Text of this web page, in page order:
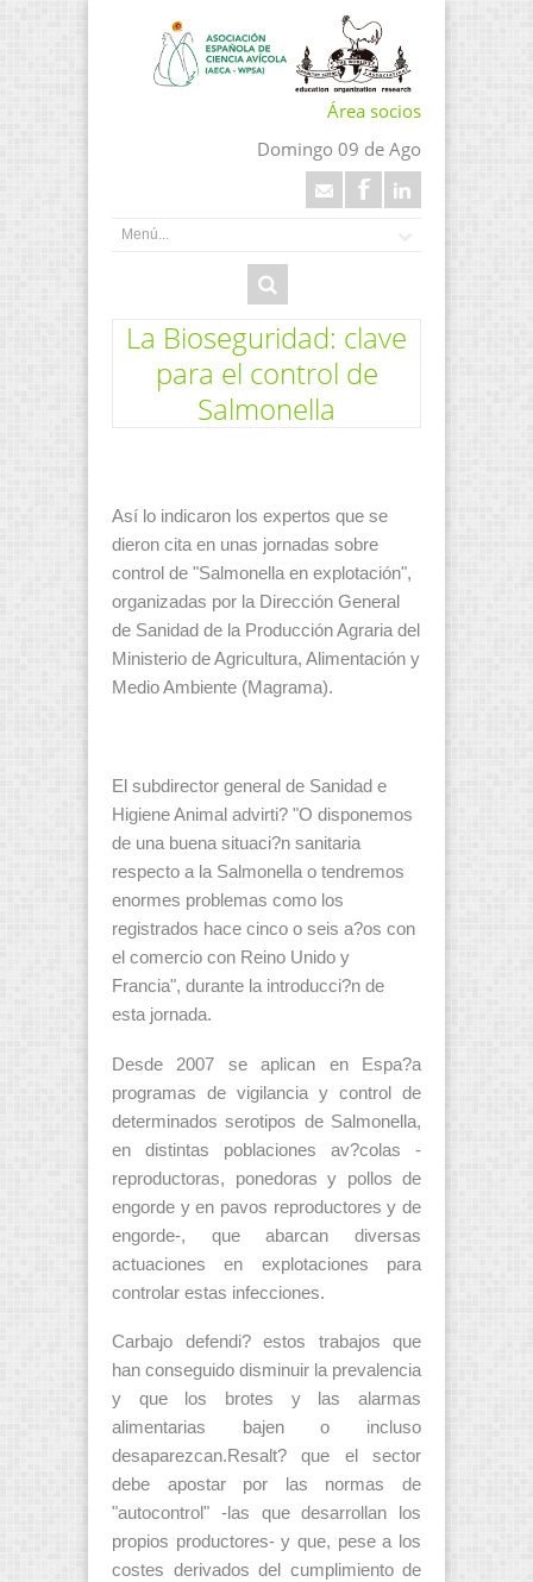
Área socios
Domingo 09 de Ago
La Bioseguridad: clave
para el control de
Salmonella
Así lo indicaron los expertos que se
dieron cita en unas jornadas sobre
control de "Salmonella en explotación",
organizadas por la Dirección General
de Sanidad de la Producción Agraria del
Ministerio de Agricultura, Alimentación y
Medio Ambiente (Magrama).
El subdirector general de Sanidad e
Higiene Animal advirti? "O disponemos
de una buena situaci?n sanitaria
respecto a la Salmonella o tendremos
enormes problemas como los
registrados hace cinco o seis a?os con
el comercio con Reino Unido y
Francia", durante la introducci?n de
esta jornada.
Desde 2007 se aplican en Espa?a
programas de vigilancia y control de
determinados serotipos de Salmonella,
en distintas poblaciones av?colas -
reproductoras, ponedoras y pollos de
engorde y en pavos reproductores y de
engorde-, que abarcan diversas
actuaciones en explotaciones para
controlar estas infecciones.
Carbajo defendi? estos trabajos que
han conseguido disminuir la prevalencia
y que los brotes y las alarmas
alimentarias bajen o incluso
desaparezcan.Resalt? que el sector
debe apostar por las normas de
"autocontrol" -las que desarrollan los
propios productores- y que, pese a los
costes derivados del cumplimiento de